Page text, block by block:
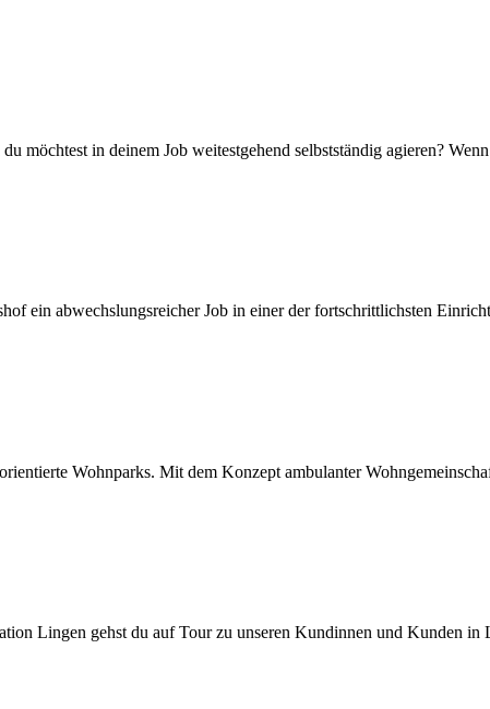
möchtest in deinem Job weitestgehend selbstständig agieren?
ein abwechslungsreicher Job in einer der fortschrittlichsten
Wohnparks. Mit dem Konzept ambulanter
Lingen gehst du auf Tour zu unseren Kundinnen und Kunden